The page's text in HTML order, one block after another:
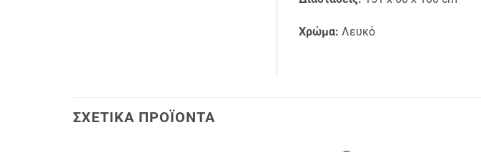
Χρώμα: Λευκό
ΣΧΕΤΙΚΆ ΠΡΟΪΌΝΤΑ